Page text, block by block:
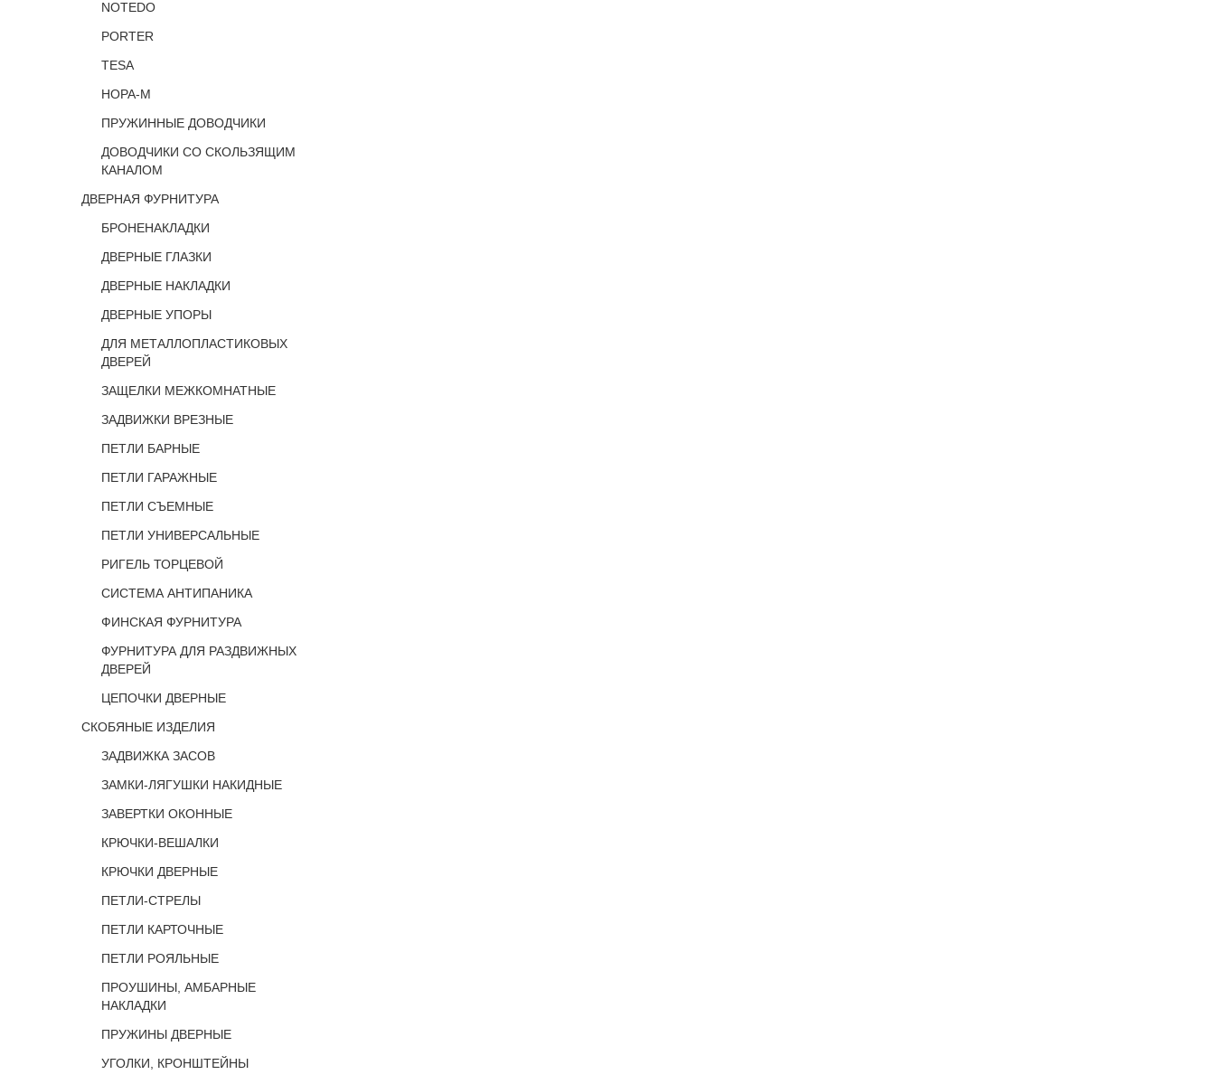
NOTEDO
PORTER
TESA
НОРА-М
ПРУЖИННЫЕ ДОВОДЧИКИ
ДОВОДЧИКИ СО СКОЛЬЗЯЩИМ
КАНАЛОМ
ДВЕРНАЯ ФУРНИТУРА
БРОНЕНАКЛАДКИ
ДВЕРНЫЕ ГЛАЗКИ
ДВЕРНЫЕ НАКЛАДКИ
ДВЕРНЫЕ УПОРЫ
ДЛЯ МЕТАЛЛОПЛАСТИКОВЫХ
ДВЕРЕЙ
ЗАЩЕЛКИ МЕЖКОМНАТНЫЕ
ЗАДВИЖКИ ВРЕЗНЫЕ
ПЕТЛИ БАРНЫЕ
ПЕТЛИ ГАРАЖНЫЕ
ПЕТЛИ СЪЕМНЫЕ
ПЕТЛИ УНИВЕРСАЛЬНЫЕ
РИГЕЛЬ ТОРЦЕВОЙ
СИСТЕМА АНТИПАНИКА
ФИНСКАЯ ФУРНИТУРА
ФУРНИТУРА ДЛЯ РАЗДВИЖНЫХ
ДВЕРЕЙ
ЦЕПОЧКИ ДВЕРНЫЕ
СКОБЯНЫЕ ИЗДЕЛИЯ
ЗАДВИЖКА ЗАСОВ
ЗАМКИ-ЛЯГУШКИ НАКИДНЫЕ
ЗАВЕРТКИ ОКОННЫЕ
КРЮЧКИ-ВЕШАЛКИ
КРЮЧКИ ДВЕРНЫЕ
ПЕТЛИ-СТРЕЛЫ
ПЕТЛИ КАРТОЧНЫЕ
ПЕТЛИ РОЯЛЬНЫЕ
ПРОУШИНЫ, АМБАРНЫЕ
НАКЛАДКИ
ПРУЖИНЫ ДВЕРНЫЕ
УГОЛКИ, КРОНШТЕЙНЫ